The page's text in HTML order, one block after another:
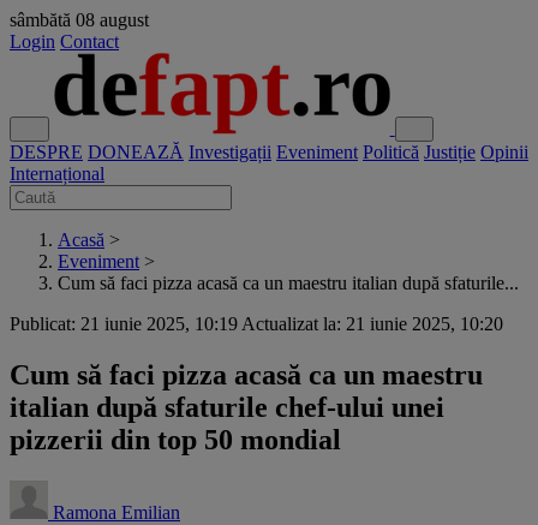
sâmbătă 08 august
Login Contact
DESPRE DONEAZĂ Investigații Eveniment Politică Justiție Opinii
Internațional
Acasă >
Eveniment >
Cum să faci pizza acasă ca un maestru italian după sfaturile...
Publicat: 21 iunie 2025, 10:19 Actualizat la: 21 iunie 2025, 10:20
Cum să faci pizza acasă ca un maestru
italian după sfaturile chef-ului unei
pizzerii din top 50 mondial
Ramona Emilian